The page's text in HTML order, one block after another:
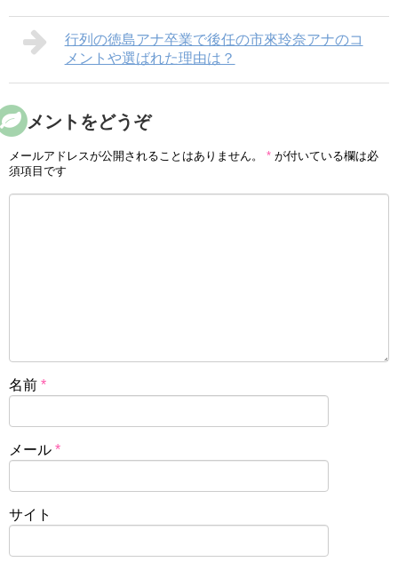
行列の徳島アナ卒業で後任の市來玲奈アナのコ
メントや選ばれた理由は？
コメントをどうぞ
メールアドレスが公開されることはありません。 * が付いている欄は必
須項目です
名前 *
メール *
サイト